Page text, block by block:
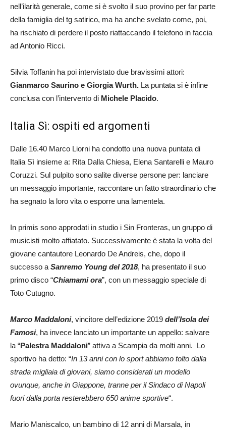
nell’ilarità generale, come si è svolto il suo provino per far parte
della famiglia del tg satirico, ma ha anche svelato come, poi,
ha rischiato di perdere il posto riattaccando il telefono in faccia
ad Antonio Ricci.
Silvia Toffanin ha poi intervistato due bravissimi attori:
Gianmarco Saurino e Giorgia Wurth. La puntata si è infine
conclusa con l’intervento di Michele Placido.
Italia Sì: ospiti ed argomenti
Dalle 16.40 Marco Liorni ha condotto una nuova puntata di
Italia Sì insieme a: Rita Dalla Chiesa, Elena Santarelli e Mauro
Coruzzi. Sul pulpito sono salite diverse persone per: lanciare
un messaggio importante, raccontare un fatto straordinario che
ha segnato la loro vita o esporre una lamentela.
In primis sono approdati in studio i Sin Fronteras, un gruppo di
musicisti molto affiatato. Successivamente è stata la volta del
giovane cantautore Leonardo De Andreis, che, dopo il
successo a Sanremo Young del 2018, ha presentato il suo
primo disco “Chiamami ora”, con un messaggio speciale di
Toto Cutugno.
Marco Maddaloni, vincitore dell’edizione 2019 dell’Isola dei
Famosi, ha invece lanciato un importante un appello: salvare
la “Palestra Maddaloni” attiva a Scampia da molti anni. Lo
sportivo ha detto: “In 13 anni con lo sport abbiamo tolto dalla
strada migliaia di giovani, siamo considerati un modello
ovunque, anche in Giappone, tranne per il Sindaco di Napoli
fuori dalla porta resterebbero 650 anime sportive“.
Mario Maniscalco, un bambino di 12 anni di Marsala, in